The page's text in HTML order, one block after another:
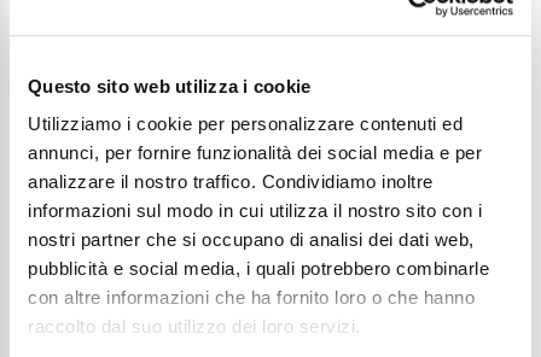
Questo sito web utilizza i cookie
Utilizziamo i cookie per personalizzare contenuti ed
annunci, per fornire funzionalità dei social media e per
analizzare il nostro traffico. Condividiamo inoltre
informazioni sul modo in cui utilizza il nostro sito con i
nostri partner che si occupano di analisi dei dati web,
pubblicità e social media, i quali potrebbero combinarle
con altre informazioni che ha fornito loro o che hanno
raccolto dal suo utilizzo dei loro servizi.